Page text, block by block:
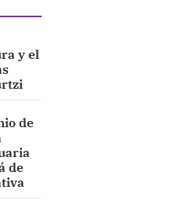
y el
de
de